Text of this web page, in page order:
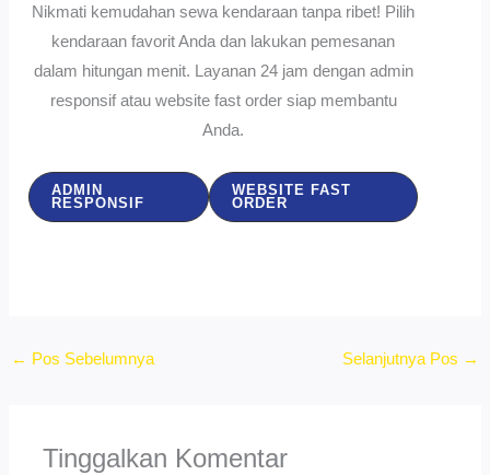
Nikmati kemudahan sewa kendaraan tanpa ribet! Pilih
kendaraan favorit Anda dan lakukan pemesanan
dalam hitungan menit. Layanan 24 jam dengan admin
responsif atau website fast order siap membantu
Anda.
ADMIN
RESPONSIF
WEBSITE FAST
ORDER
← Pos Sebelumnya Selanjutnya Pos →
Tinggalkan Komentar